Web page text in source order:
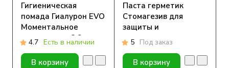
Гигиеническая
помада Гиалурон EVO
Моментальное
увлажнение, 2,8 г
4.7 Есть в наличии
В корзину
Паста герметик
Стомагезив для
защиты и
выравнивания кожи
60гр.
5 Под заказ
В корзину